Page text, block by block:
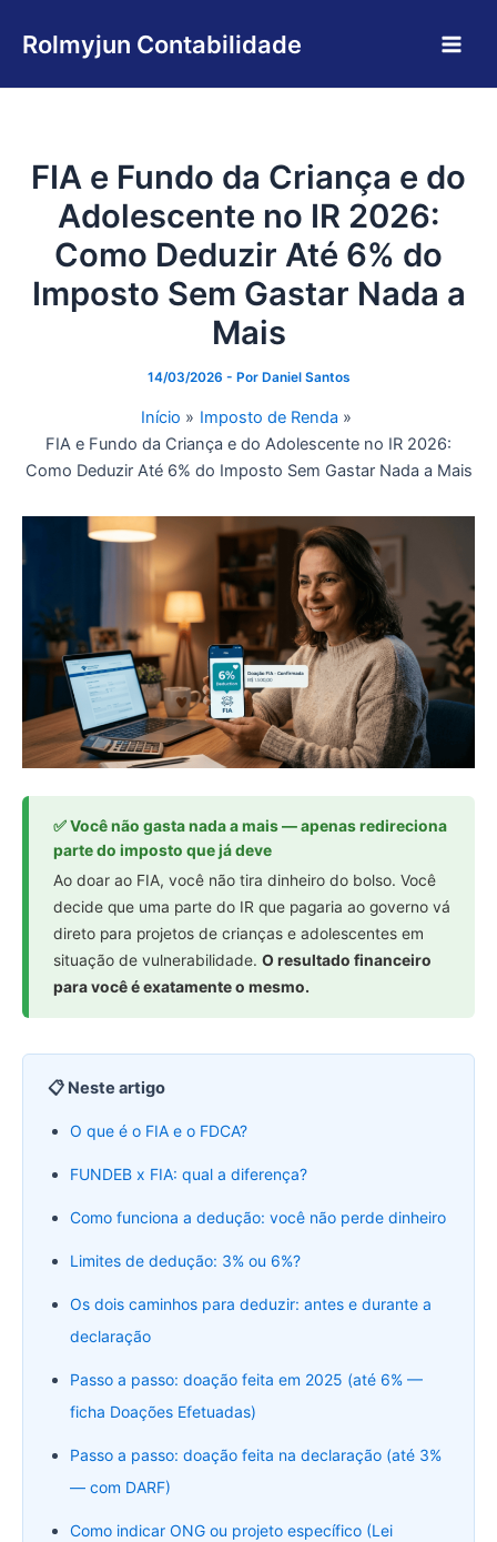
para
conteúdo
Rolmyjun Contabilidade
FIA e Fundo da Criança e do
Adolescente no IR 2026:
Como Deduzir Até 6% do
Imposto Sem Gastar Nada a
Mais
14/03/2026 - Por Daniel Santos
Início
Imposto de Renda
FIA e Fundo da Criança e do Adolescente no IR 2026:
Como Deduzir Até 6% do Imposto Sem Gastar Nada a Mais
✅ Você não gasta nada a mais — apenas redireciona
parte do imposto que já deve
Ao doar ao FIA, você não tira dinheiro do bolso. Você
decide que uma parte do IR que pagaria ao governo vá
direto para projetos de crianças e adolescentes em
situação de vulnerabilidade. O resultado financeiro
para você é exatamente o mesmo.
📋 Neste artigo
O que é o FIA e o FDCA?
FUNDEB x FIA: qual a diferença?
Como funciona a dedução: você não perde dinheiro
Limites de dedução: 3% ou 6%?
Os dois caminhos para deduzir: antes e durante a
declaração
Passo a passo: doação feita em 2025 (até 6% —
ficha Doações Efetuadas)
Passo a passo: doação feita na declaração (até 3%
— com DARF)
Como indicar ONG ou projeto específico (Lei